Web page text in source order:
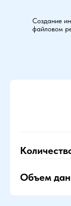
Создание
файловом
Объем